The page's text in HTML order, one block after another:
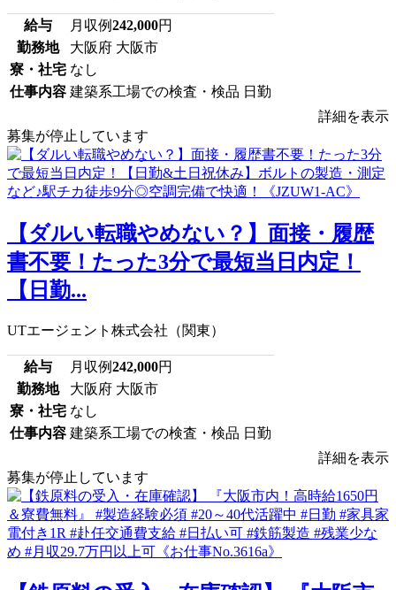
給与 月収例242,000円
勤務地
大阪府 大阪市
寮・社宅 なし
仕事内容 建築系工場での検査・検品 日勤
詳細を表示
募集が停止しています
【ダルい転職やめない？】面接・履歴
書不要！たった3分で最短当日内定！
【日勤...
UTエージェント株式会社（関東）
給与 月収例242,000円
勤務地
大阪府 大阪市
寮・社宅 なし
仕事内容 建築系工場での検査・検品 日勤
詳細を表示
募集が停止しています